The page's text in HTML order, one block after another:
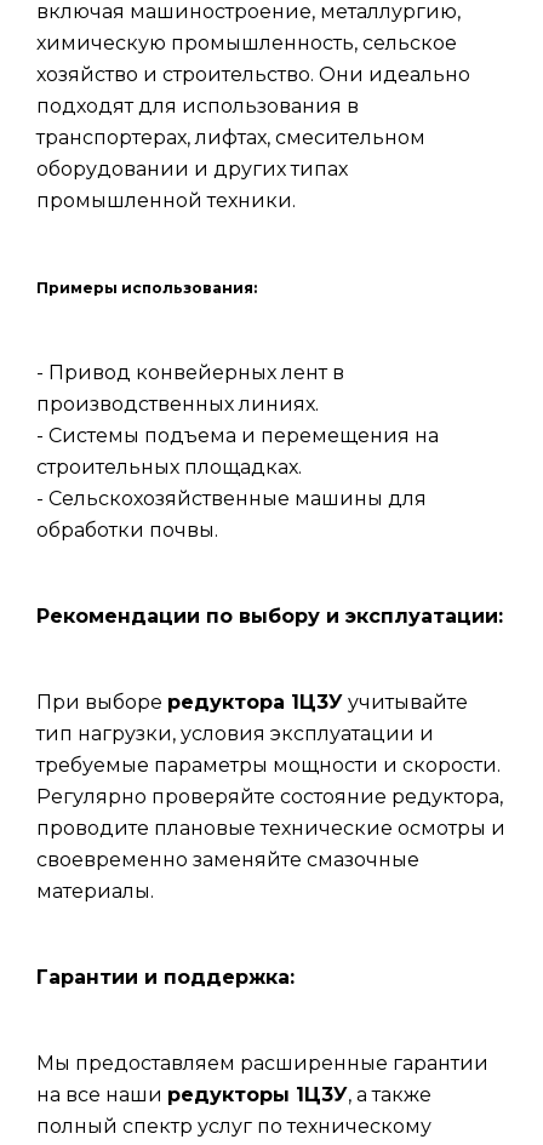
включая машиностроение, металлургию,
химическую промышленность, сельское
хозяйство и строительство. Они идеально
подходят для использования в
транспортерах, лифтах, смесительном
оборудовании и других типах
промышленной техники.
Примеры использования:
- Привод конвейерных лент в
производственных линиях.
- Системы подъема и перемещения на
строительных площадках.
- Сельскохозяйственные машины для
обработки почвы.
Рекомендации по выбору и эксплуатации:
При выборе редуктора 1Ц3У учитывайте
тип нагрузки, условия эксплуатации и
требуемые параметры мощности и скорости.
Регулярно проверяйте состояние редуктора,
проводите плановые технические осмотры и
своевременно заменяйте смазочные
материалы.
Гарантии и поддержка:
Мы предоставляем расширенные гарантии
на все наши редукторы 1Ц3У, а также
полный спектр услуг по техническому